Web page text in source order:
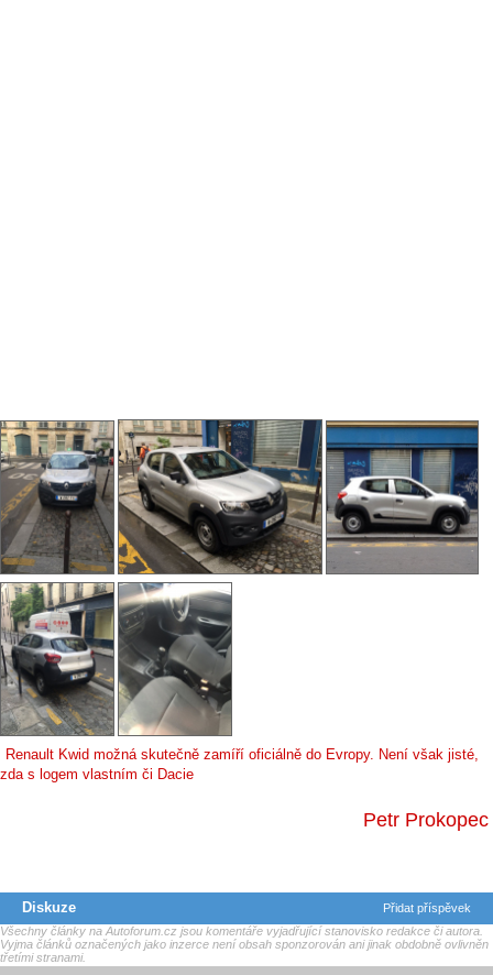
Renault Kwid možná skutečně zamíří oficiálně do Evropy. Není však jisté,
zda s logem vlastním či Dacie
Petr Prokopec
Diskuze
Přidat příspěvek
Všechny články na Autoforum.cz jsou komentáře vyjadřující stanovisko redakce či autora.
Vyjma článků označených jako inzerce není obsah sponzorován ani jinak obdobně ovlivněn
třetími stranami.